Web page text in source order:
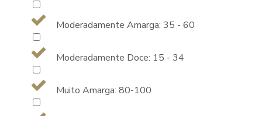
Moderadamente Amarga: 35 - 60
Moderadamente Doce: 15 - 34
Muito Amarga: 80-100